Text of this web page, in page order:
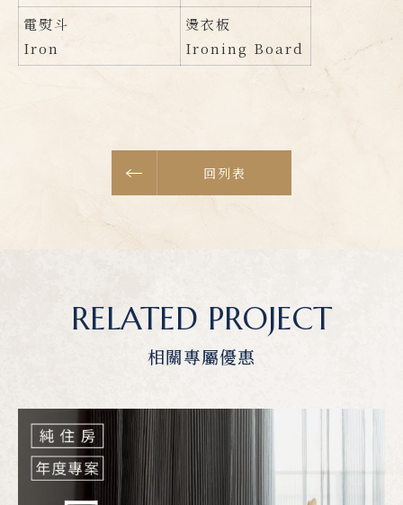
電熨斗
Iron
燙衣板
Ironing Board
回列表
RELATED PROJECT
相關專屬優惠